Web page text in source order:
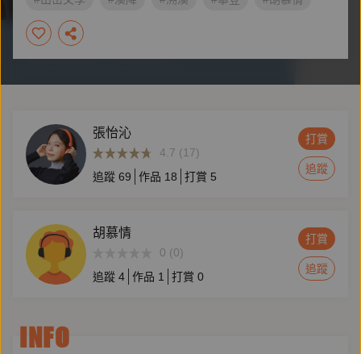
#一位女性殺人犯的素描
張怡沁
4.7 (17)
追蹤 69 作品 18 打賞 5
打賞
追蹤
胡慕情
0 (0)
追蹤 4 作品 1 打賞 0
打賞
追蹤
INFO